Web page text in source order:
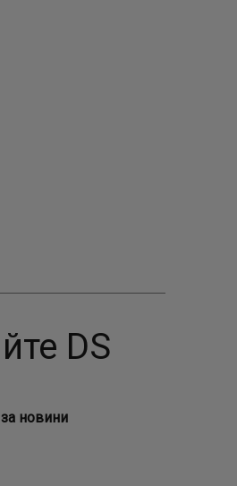
DS
новини